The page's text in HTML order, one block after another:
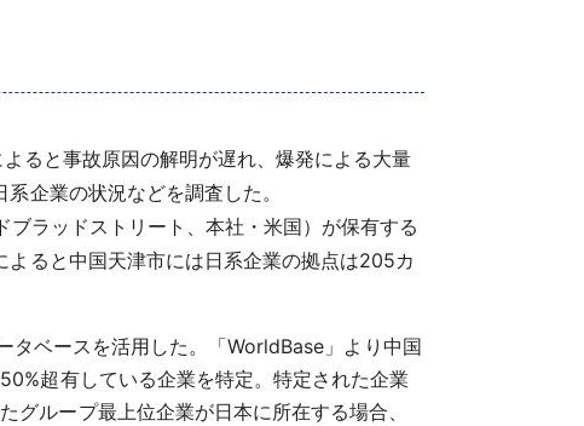
ると事故原因の解明が遅れ、爆発による大量
企業の状況などを調査した。
ラッドストリート、本社・米国）が保有する
ると中国天津市には日系企業の拠点は205カ
ベースを活用した。「WorldBase」より中国
超有している企業を特定。特定された企業
ループ最上位企業が日本に所在する場合、